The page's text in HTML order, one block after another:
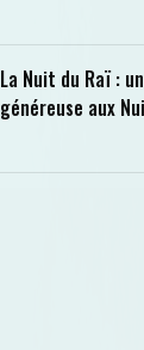
La Nuit du Raï :
généreuse aux